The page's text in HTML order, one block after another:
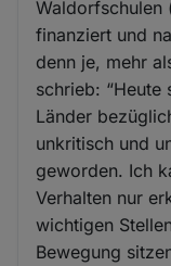
Waldorfschulen
finanziert und
denn je, mehr
schrieb: “Heute
Länder
unkritisch und
geworden. Ich
Verhalten nur
wichtigen
Bewegung